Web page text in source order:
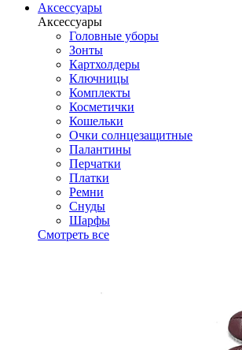
Аксессуары
Аксессуары
Головные уборы
Зонты
Картхолдеры
Ключницы
Комплекты
Косметички
Кошельки
Очки солнцезащитные
Палантины
Перчатки
Платки
Ремни
Снуды
Шарфы
Смотреть все